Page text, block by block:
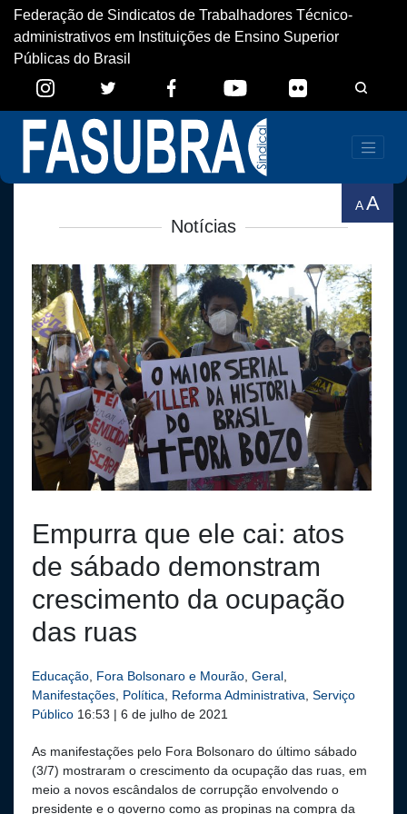
Federação de Sindicatos de Trabalhadores Técnico-
administrativos em Instituições de Ensino Superior
Públicas do Brasil
AA
Notícias
Empurra que ele cai: atos
de sábado demonstram
crescimento da ocupação
das ruas
Educação Fora Bolsonaro e Mourão Geral
Manifestações Política Reforma Administrativa Serviço
Público 16:53 | 6 de julho de 2021
As manifestações pelo Fora Bolsonaro do último sábado
(3/7) mostraram o crescimento da ocupação das ruas, em
meio a novos escândalos de corrupção envolvendo o
presidente e o governo como as propinas na compra da